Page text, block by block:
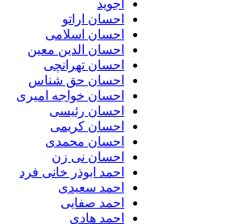
اجوید
احسان اراتو
احسان اسلامی
احسان الدین معین
احسان تهرانچی
احسان حق شناس
احسان خواجه امیری
احسان رئیسی
احسان کریمی
احسان محمدی
احسان نی زن
احمد ابوذر خانی فرد
احمد سعیدی
احمد صفایی
احمد هادی